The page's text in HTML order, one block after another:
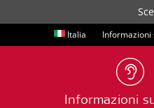
Italia Informazioni
Informazioni